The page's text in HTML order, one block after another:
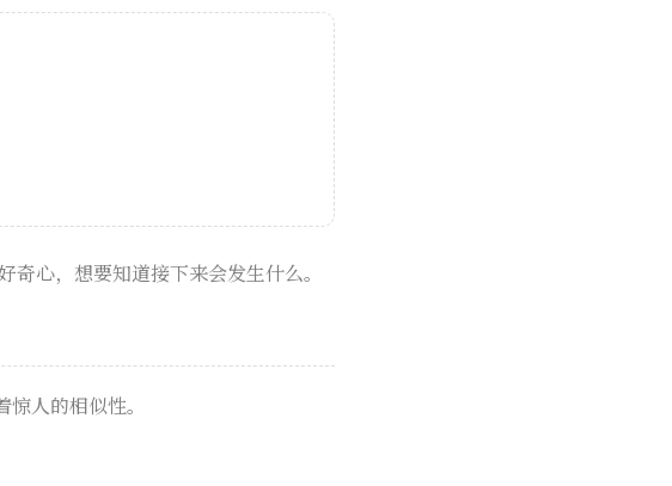
心，想要知道接下来会发生什么。
人的相似性。